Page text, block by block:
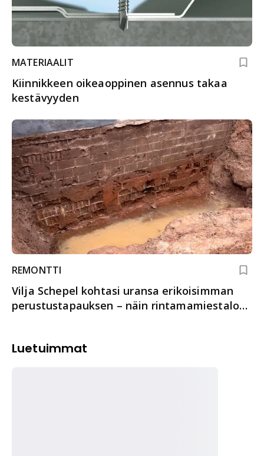
MATERIAALIT
Kiinnikkeen oikeaoppinen asennus takaa
kestävyyden
REMONTTI
Vilja Schepel kohtasi uransa erikoisimman
perustustapauksen – näin rintamamiestalo
Luetuimmat